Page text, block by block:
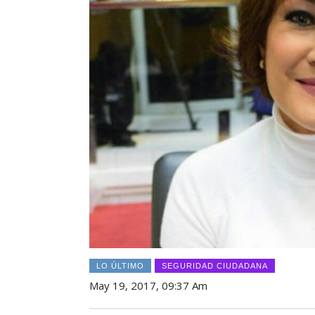
LO ÚLTIMO SEGURIDAD CIUDADANA
May 19, 2017, 09:37 Am